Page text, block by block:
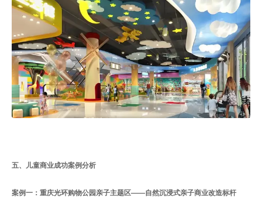
五、儿童商业成功案例分析
案例一：重庆光环购物公园亲子主题区——自然沉浸式亲子商业改造标杆